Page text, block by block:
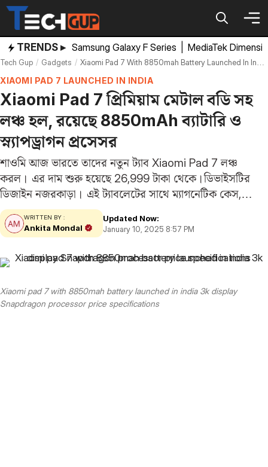
Skip
content
TRENDS ▸ Samsung Galaxy F Series MediaTek
Tech Gup Gadgets Xiaomi Pad 7 With 8850mah Battery Launched In India 3k Display Snapdragon Processor Price Specifications
XIAOMI PAD 7 LAUNCHED IN INDIA
Xiaomi Pad 7 প্রিমিয়াম মেটাল বডি সহ
লঞ্চ হল, রয়েছে 8850mAh ব্যাটারি ও
স্ন্যাপড্রাগন প্রসেসর
শাওমি আজ ভারতে তাদের নতুন ট্যাব Xiaomi Pad 7 লঞ্চ
করল। এর দাম শুরু হয়েছে 26,999 টাকা থেকে।ডিভাইসটির
ডিজাইন নজরকাড়া। এই ট্যাবলেটের সাথে ম্যাগনেটিক কেস,
স্টাইলাস পেন এবং কীবোর্ড সহ ফোলিও কেস পাওয়া যাবে।
ফিচারের কথা বললে, Xiaomi Pad 7…
WRITTEN BY :
Ankita Mondal
Updated Now:
January 10, 2025 8:57 PM
Xiaomi pad 7 with 8850mah battery launched in india 3k display
Snapdragon processor price specifications